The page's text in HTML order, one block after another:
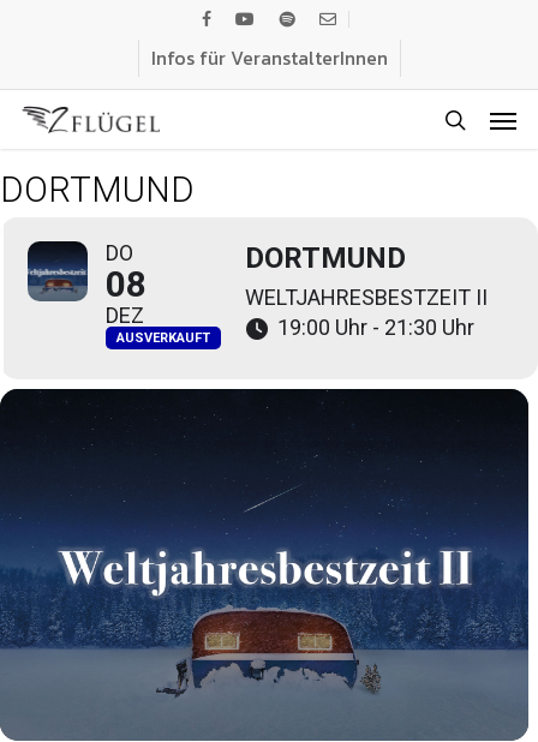
content
facebook
youtubespotifyemail
Infos für VeranstalterInnen
DORTMUND
DO
08
DEZ
AUSVERKAUFT
DORTMUND
WELTJAHRESBESTZEIT II
19:00 Uhr - 21:30 Uhr